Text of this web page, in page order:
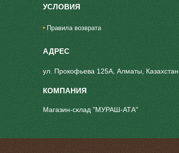
УСЛОВИЯ
Правила возврата
ул. Прокофьева 125А, Алматы, Казахстан
Магазин-склад "МУРАШ-АТА"